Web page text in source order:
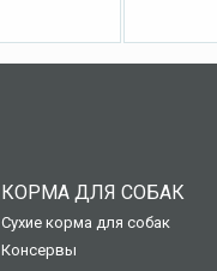
КОРМА ДЛЯ СОБАК
Сухие корма для собак
Консервы